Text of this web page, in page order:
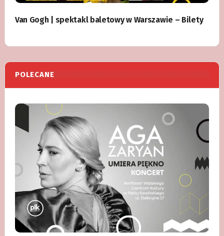
Van Gogh | spektakl baletowy w Warszawie – Bilety
POLECANE